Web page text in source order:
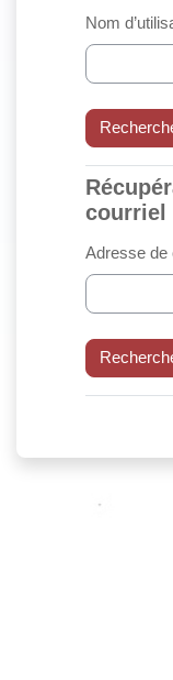
Nom
courriel
Adresse de